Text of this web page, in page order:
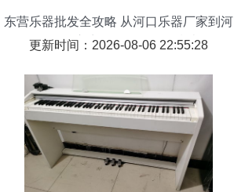
东营乐器批发全攻略 从河口乐器厂家到河
口区核心商圈的无缝订购指南
更新时间：2026-08-06 22:55:28